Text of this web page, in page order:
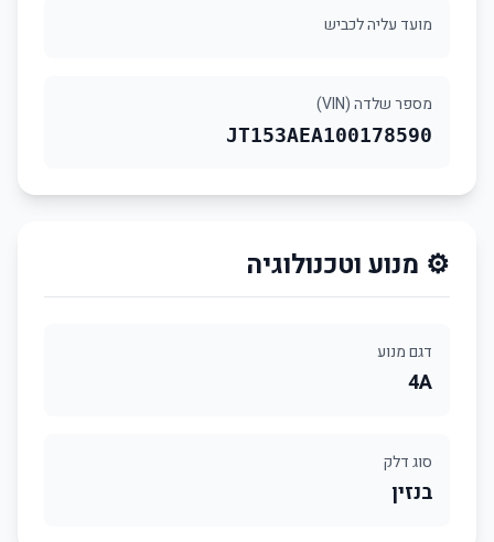
מועד עליה לכביש
מספר שלדה (VIN)
JT153AEA100178590
⚙️ מנוע וטכנולוגיה
דגם מנוע
4A
סוג דלק
בנזין